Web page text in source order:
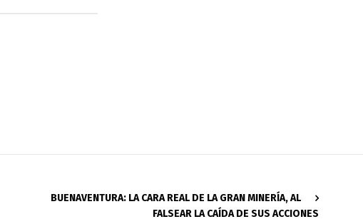
BUENAVENTURA: LA CARA REAL DE LA GRAN MINERÍA, AL
FALSEAR LA CAÍDA DE SUS ACCIONES